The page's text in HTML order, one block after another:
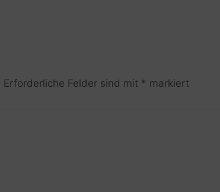
Erforderliche Felder sind mit * markiert